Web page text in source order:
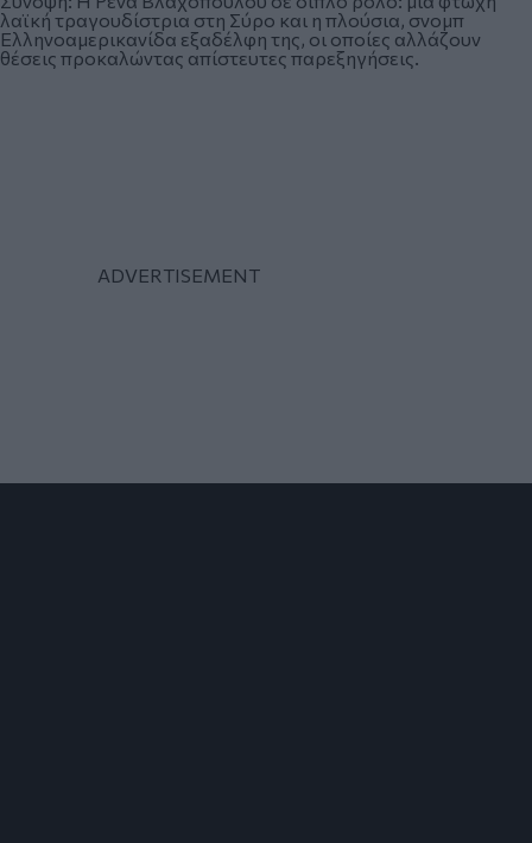
λαϊκή τραγουδίστρια στη Σύρο και η πλούσια, σνομπ
Ελληνοαμερικανίδα εξαδέλφη της, οι οποίες αλλάζουν
θέσεις προκαλώντας απίστευτες παρεξηγήσεις.